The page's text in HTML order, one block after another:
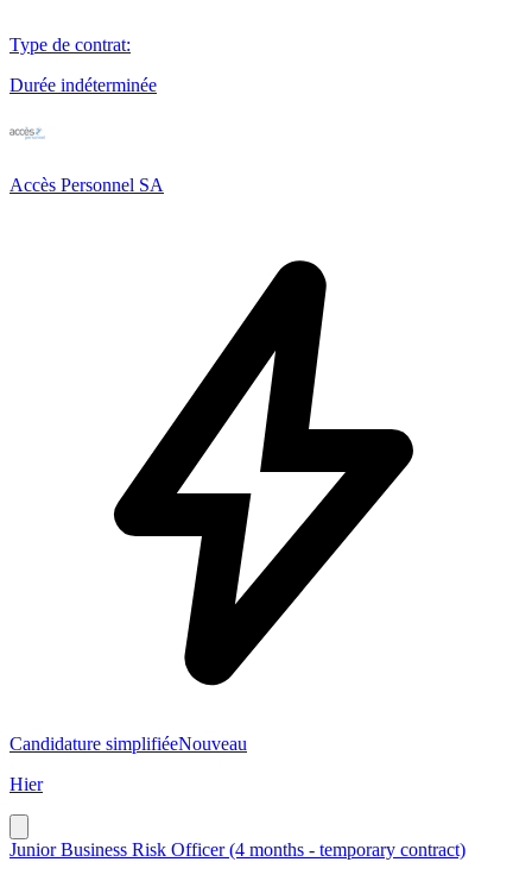
Type de contrat:
Durée indéterminée
Accès Personnel SA
Candidature simplifiéeNouveau
Hier
Junior Business Risk Officer (4 months - temporary contract)